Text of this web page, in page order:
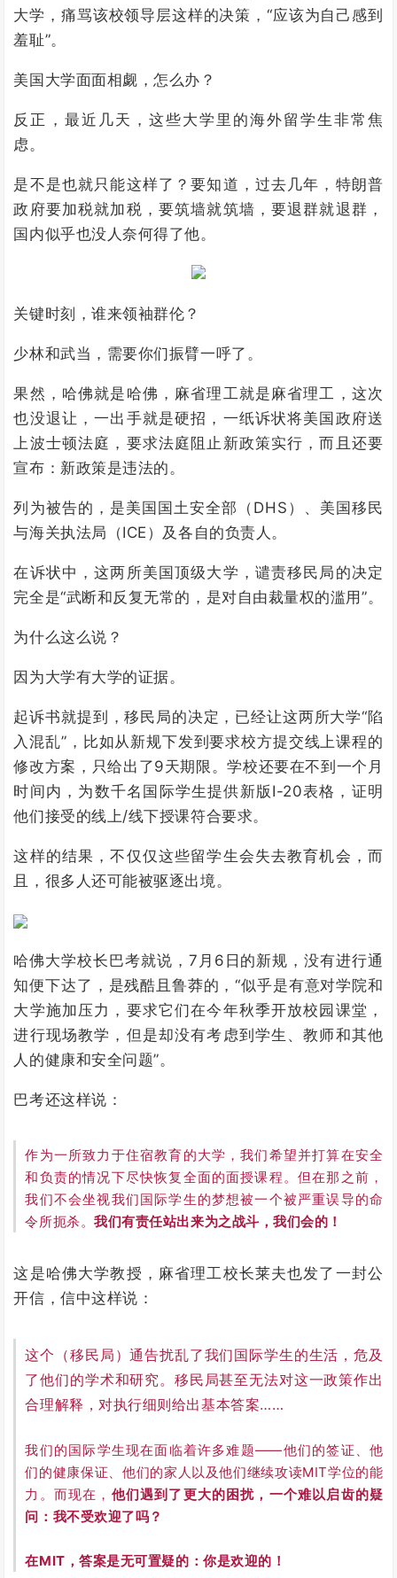
大学，痛骂该校领导层这样的决策，“应该为自己感到
羞耻”。
美国大学面面相觑，怎么办？
反正，最近几天，这些大学里的海外留学生非常焦
虑。
是不是也就只能这样了？要知道，过去几年，特朗普
政府要加税就加税，要筑墙就筑墙，要退群就退群，
国内似乎也没人奈何得了他。
关键时刻，谁来领袖群伦？
少林和武当，需要你们振臂一呼了。
果然，哈佛就是哈佛，麻省理工就是麻省理工，这次
也没退让，一出手就是硬招，一纸诉状将美国政府送
上波士顿法庭，要求法庭阻止新政策实行，而且还要
宣布：新政策是违法的。
列为被告的，是美国国土安全部（DHS）、美国移民
与海关执法局（ICE）及各自的负责人。
在诉状中，这两所美国顶级大学，谴责移民局的决定
完全是“武断和反复无常的，是对自由裁量权的滥用”。
为什么这么说？
因为大学有大学的证据。
起诉书就提到，移民局的决定，已经让这两所大学“陷
入混乱”，比如从新规下发到要求校方提交线上课程的
修改方案，只给出了9天期限。学校还要在不到一个月
时间内，为数千名国际学生提供新版I-20表格，证明
他们接受的线上/线下授课符合要求。
这样的结果，不仅仅这些留学生会失去教育机会，而
且，很多人还可能被驱逐出境。
哈佛大学校长巴考就说，7月6日的新规，没有进行通
知便下达了，是残酷且鲁莽的，“似乎是有意对学院和
大学施加压力，要求它们在今年秋季开放校园课堂，
进行现场教学，但是却没有考虑到学生、教师和其他
人的健康和安全问题”。
巴考还这样说：
作为一所致力于住宿教育的大学，我们希望并打算在安全
和负责的情况下尽快恢复全面的面授课程。但在那之前，
我们不会坐视我们国际学生的梦想被一个被严重误导的命
令所扼杀。我们有责任站出来为之战斗，我们会的！
这是哈佛大学教授，麻省理工校长莱夫也发了一封公
开信，信中这样说：
这个（移民局）通告扰乱了我们国际学生的生活，危及
了他们的学术和研究。移民局甚至无法对这一政策作出
合理解释，对执行细则给出基本答案……
我们的国际学生现在面临着许多难题——他们的签证、他
们的健康保证、他们的家人以及他们继续攻读MIT学位的能
力。而现在， 他们遇到了更大的困扰，一个难以启齿的疑
问：我不受欢迎了吗？
在MIT，答案是无可置疑的：你是欢迎的！